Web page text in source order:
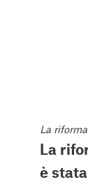
La
La
è